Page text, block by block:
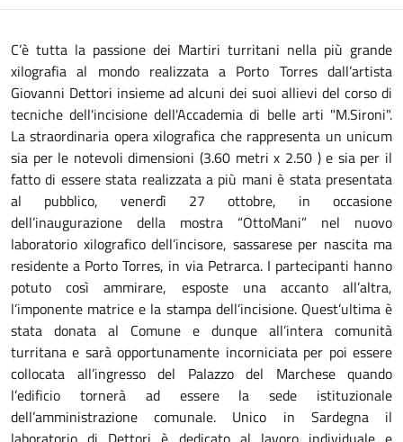
C’è tutta la passione dei Martiri turritani nella più grande
xilografia al mondo realizzata a Porto Torres dall’artista
Giovanni Dettori insieme ad alcuni dei suoi allievi del corso di
tecniche dell'incisione dell'Accademia di belle arti "M.Sironi".
La straordinaria opera xilografica che rappresenta un unicum
sia per le notevoli dimensioni (3.60 metri x 2.50 ) e sia per il
fatto di essere stata realizzata a più mani è stata presentata
al pubblico, venerdì 27 ottobre, in occasione
dell’inaugurazione della mostra “OttoMani” nel nuovo
laboratorio xilografico dell’incisore, sassarese per nascita ma
residente a Porto Torres, in via Petrarca. I partecipanti hanno
potuto così ammirare, esposte una accanto all’altra,
l’imponente matrice e la stampa dell’incisione. Quest’ultima è
stata donata al Comune e dunque all’intera comunità
turritana e sarà opportunamente incorniciata per poi essere
collocata all’ingresso del Palazzo del Marchese quando
l’edificio tornerà ad essere la sede istituzionale
dell’amministrazione comunale. Unico in Sardegna il